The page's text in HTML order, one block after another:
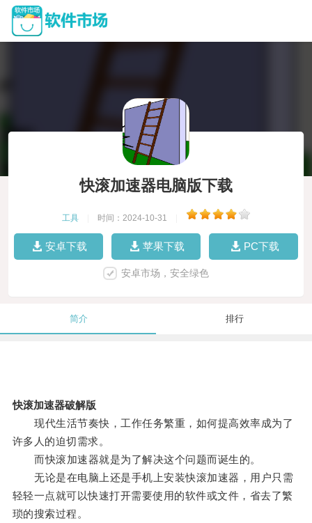
快滚加速器电脑版下载
工具 时间：2024-10-31
安卓下载 苹果下载 PC下载
安卓市场，安全绿色
简介 排行
快滚加速器破解版
现代生活节奏快，工作任务繁重，如何提高效率成为了
许多人的迫切需求。
而快滚加速器就是为了解决这个问题而诞生的。
无论是在电脑上还是手机上安装快滚加速器，用户只需
轻轻一点就可以快速打开需要使用的软件或文件，省去了繁
琐的搜索过程。